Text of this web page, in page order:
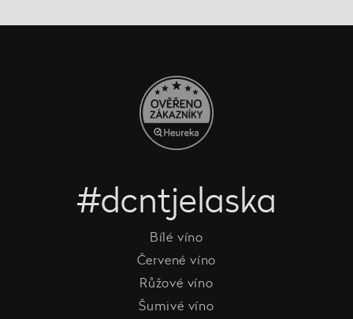
#dcntjelaska
Bílé víno
Červené víno
Růžové víno
Šumivé víno